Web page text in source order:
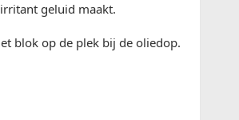
geluid maakt.
blok op de plek bij de oliedop.